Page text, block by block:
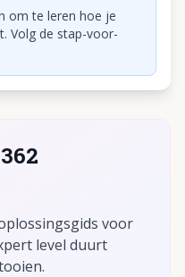
om te leren hoe je
Volg de stap-voor-
voor
level duurt